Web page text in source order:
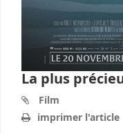
La plus
Film
imprimer l'article